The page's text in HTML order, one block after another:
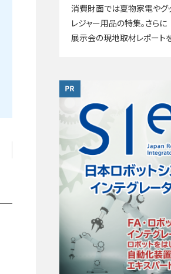
消費財面では夏物家電やグ
レジャー用品の特集。さらに
展示会の現地取材レポート